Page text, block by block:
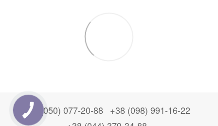
+38 (050) 077-20-88 +38 (098) 991-16-22